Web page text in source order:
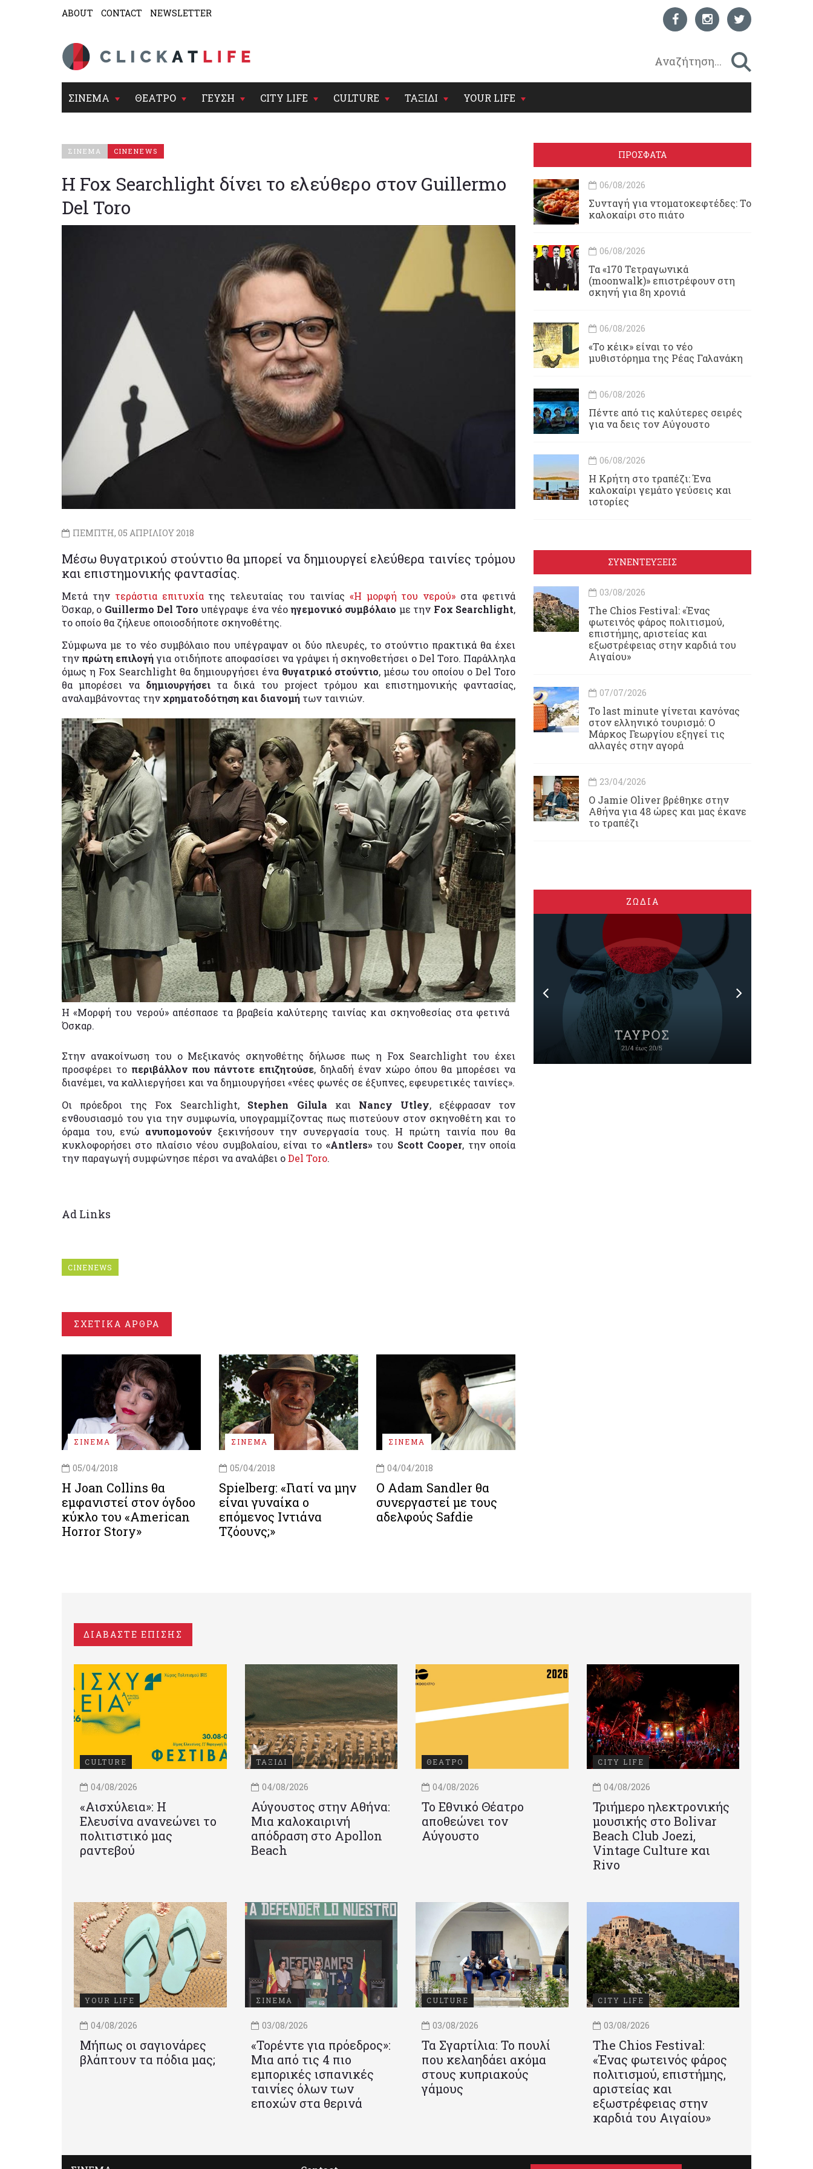
ABOUT CONTACT NEWSLETTER
ΣΙΝΕΜΑ ΘΕΑΤΡΟ ΓΕΥΣΗ CITY LIFE CULTURE ΤΑΞΙΔΙ YOUR LIFE
ΣΙΝΕΜΑ CINENEWS
Η Fox Searchlight δίνει το ελεύθερο στον Guillermo
Del Toro
ΠΕΜΠΤΗ, 05 ΑΠΡΙΛΙΟΥ 2018
Μέσω θυγατρικού στούντιο θα μπορεί να δημιουργεί ελεύθερα ταινίες τρόμου
και επιστημονικής φαντασίας.
Μετά την τεράστια επιτυχίατης τελευταίας του ταινίας «Η μορφή του νερού» στα φετινά
Όσκαρ, ο Guillermo Del Toro υπέγραψε ένα νέοηγεμονικό συμβόλαιο με την Fox Searchlight,
το οποίο θα ζήλευε οποιοσδήποτε σκηνοθέτης.
Σύμφωνα με το νέο συμβόλαιο που υπέγραψαν οι δύο πλευρές, το στούντιο πρακτικά θα έχει
την πρώτη επιλογήγια οτιδήποτε αποφασίσει να γράψει ή σκηνοθετήσει ο Del Toro. Παράλληλα
όμως η Fox Searchlight θα δημιουργήσει ένα θυγατρικό στούντιο, μέσω του οποίου ο Del Toro
θα μπορέσει να δημιουργήσει τα δικά του project τρόμου και επιστημονικής φαντασίας,
αναλαμβάνοντας την χρηματοδότηση και διανομή των ταινιών.
Η «Μορφή του νερού» απέσπασε τα βραβεία καλύτερης ταινίας και σκηνοθεσίας στα φετινά
Όσκαρ.
Στην ανακοίνωση του ο Μεξικανός σκηνοθέτης δήλωσε πως η Fox Searchlight του έχει
προσφέρει το περιβάλλον που πάντοτε επιζητούσε, δηλαδή έναν χώρο όπου θα μπορέσει να
διανέμει, να καλλιεργήσει και να δημιουργήσει «νέες φωνές σε έξυπνες, εφευρετικές ταινίες».
Οι πρόεδροι της Fox Searchlight, Stephen Gilula και Nancy Utley, εξέφρασαν τον
ενθουσιασμό του για την συμφωνία, υπογραμμίζοντας πως πιστεύουν στον σκηνοθέτη και το
όραμα του, ενώ ανυπομονούν ξεκινήσουν την συνεργασία τους. Η πρώτη ταινία που θα
κυκλοφορήσει στο πλαίσιο νέου συμβολαίου, είναι το «Antlers» του Scott Cooper, την οποία
την παραγωγή συμφώνησε πέρσι να αναλάβει οDel Toro.
Ad Links
CINENEWS
ΣΧΕΤΙΚΑ ΑΡΘΡΑ
ΣΙΝΕΜΑ
05/04/2018
Η Joan Collins θα
εμφανιστεί στον όγδοο
κύκλο του «American
Horror Story»
ΣΙΝΕΜΑ
05/04/2018
Spielberg: «Γιατί να μην
είναι γυναίκα ο
επόμενος Ιντιάνα
Τζόουνς;»
ΣΙΝΕΜΑ
04/04/2018
O Adam Sandler θα
συνεργαστεί με τους
αδελφούς Safdie
ΠΡΟΣΦΑΤΑ
06/08/2026
Συνταγή για ντοματοκεφτέδες: Το
καλοκαίρι στο πιάτο
06/08/2026
Τα «170 Τετραγωνικά
(moonwalk)» επιστρέφουν στη
σκηνή για 8η χρονιά
06/08/2026
«Το κέικ» είναι το νέο
μυθιστόρημα της Ρέας Γαλανάκη
06/08/2026
Πέντε από τις καλύτερες σειρές
για να δεις τον Αύγουστο
06/08/2026
Η Κρήτη στο τραπέζι: Ένα
καλοκαίρι γεμάτο γεύσεις και
ιστορίες
ΣΥΝΕΝΤΕΥΞΕΙΣ
03/08/2026
Τhe Chios Festival: «Ένας
φωτεινός φάρος πολιτισμού,
επιστήμης, αριστείας και
εξωστρέφειας στην καρδιά του
Αιγαίου»
07/07/2026
Το last minute γίνεται κανόνας
στον ελληνικό τουρισμό: Ο
Μάρκος Γεωργίου εξηγεί τις
αλλαγές στην αγορά
23/04/2026
Ο Jamie Oliver βρέθηκε στην
Αθήνα για 48 ώρες και μας έκανε
το τραπέζι
ΖΩΔΙΑ
ΔΙΑΒΑΣΤΕ ΕΠΙΣΗΣ
CULTURE
04/08/2026
«Αισχύλεια»: Η
Ελευσίνα ανανεώνει το
πολιτιστικό μας
ραντεβού
ΤΑΞΙΔΙ
04/08/2026
Αύγουστος στην Αθήνα:
Μια καλοκαιρινή
απόδραση στο Apollon
Beach
ΘΕΑΤΡΟ
04/08/2026
Το Εθνικό Θέατρο
αποθεώνει τον
Αύγουστο
CITY LIFE
04/08/2026
Τριήμερο ηλεκτρονικής
μουσικής στο Bolivar
Beach Club Joezi,
Vintage Culture και
Rivo
YOUR LIFE
04/08/2026
Μήπως οι σαγιονάρες
βλάπτουν τα πόδια μας;
ΣΙΝΕΜΑ
03/08/2026
«Τορέντε για πρόεδρος»:
Mια από τις 4 πιο
εμπορικές ισπανικές
ταινίες όλων των
εποχών στα θερινά
CULTURE
03/08/2026
Τα Σγαρτίλια: Το πουλί
που κελαηδάει ακόμα
στους κυπριακούς
γάμους
CITY LIFE
03/08/2026
Τhe Chios Festival:
«Ένας φωτεινός φάρος
πολιτισμού, επιστήμης,
αριστείας και
εξωστρέφειας στην
καρδιά του Αιγαίου»